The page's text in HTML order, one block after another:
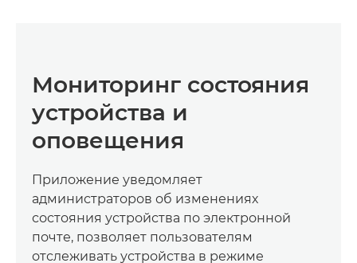
Мониторинг состояния
устройства и
оповещения
Приложение уведомляет
администраторов об изменениях
состояния устройства по электронной
почте, позволяет пользователям
отслеживать устройства в режиме